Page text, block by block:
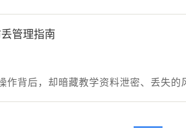
管理指南
作背后，却暗藏教学资料泄密、丢失的